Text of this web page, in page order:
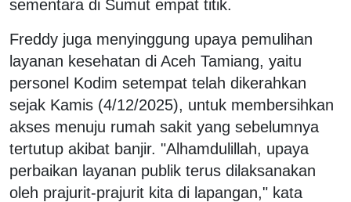
sementara di Sumut empat titik.
Freddy juga menyinggung upaya pemulihan
layanan kesehatan di Aceh Tamiang, yaitu
personel Kodim setempat telah dikerahkan
sejak Kamis (4/12/2025), untuk membersihkan
akses menuju rumah sakit yang sebelumnya
tertutup akibat banjir. "Alhamdulillah, upaya
perbaikan layanan publik terus dilaksanakan
oleh prajurit-prajurit kita di lapangan," kata